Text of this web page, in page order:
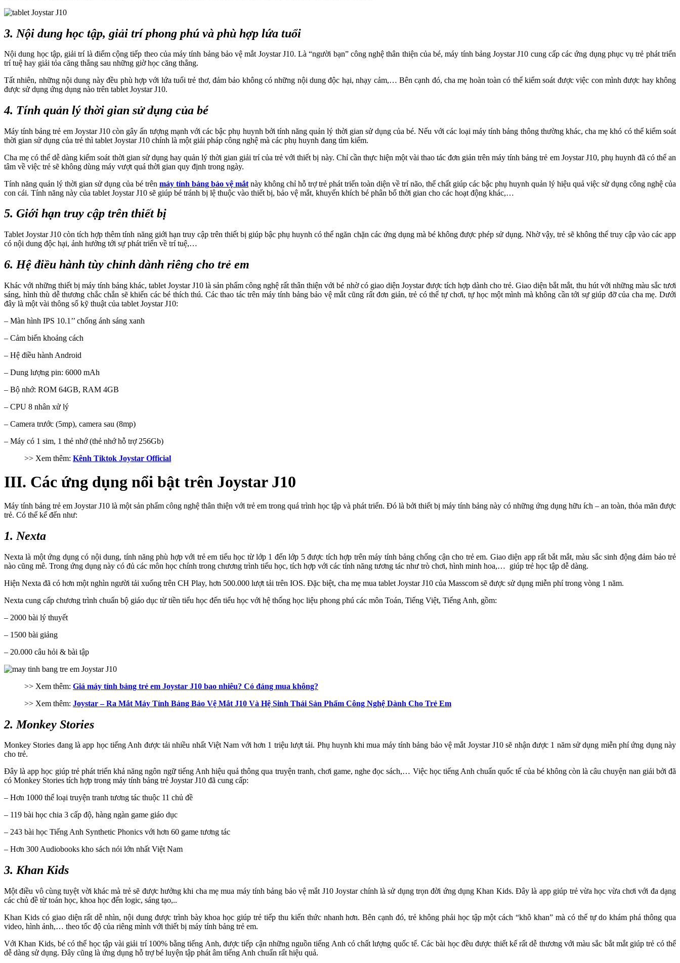
3. Nội dung học tập, giải trí phong phú và phù hợp lứa tuổi
Nội dung học tập, giải trí là điểm cộng tiếp theo của máy tính bảng bảo vệ mắt Joystar J10. Là “người bạn” công nghệ thân thiện của bé, máy tính bảng Joystar J10 cung cấp các ứng dụng phục vụ trẻ phát triển
trí tuệ hay giải tỏa căng thẳng sau những giờ học căng thẳng.
Tất nhiên, những nội dung này đều phù hợp với lứa tuổi trẻ thơ, đảm bảo không có những nội dung độc hại, nhạy cảm,… Bên cạnh đó, cha mẹ hoàn toàn có thể kiểm soát được việc con mình được hay không
được sử dụng ứng dụng nào trên tablet Joystar J10.
4. Tính quản lý thời gian sử dụng của bé
Máy tính bảng trẻ em Joystar J10 còn gây ấn tượng mạnh với các bậc phụ huynh bởi tính năng quản lý thời gian sử dụng của bé. Nếu với các loại máy tính bảng thông thường khác, cha mẹ khó có thể kiểm soát
thời gian sử dụng của trẻ thì tablet Joystar J10 chính là một giải pháp công nghệ mà các phụ huynh đang tìm kiếm.
Cha mẹ có thể dễ dàng kiểm soát thời gian sử dụng hay quản lý thời gian giải trí của trẻ với thiết bị này. Chỉ cần thực hiện một vài thao tác đơn giản trên máy tính bảng trẻ em Joystar J10, phụ huynh đã có thể an
tâm về việc trẻ sẽ không dùng máy vượt quá thời gian quy định trong ngày.
Tính năng quản lý thời gian sử dụng của bé trên máy tính bảng bảo vệ mắt này không chỉ hỗ trợ trẻ phát triển toàn diện về trí não, thể chất giúp các bậc phụ huynh quản lý hiệu quả việc sử dụng công nghệ của
con cái. Tính năng này của tablet Joystar J10 sẽ giúp bé tránh bị lệ thuộc vào thiết bị, bảo vệ mắt, khuyến khích bé phân bổ thời gian cho các hoạt động khác,…
5. Giới hạn truy cập trên thiết bị
Tablet Joystar J10 còn tích hợp thêm tính năng giới hạn truy cập trên thiết bị giúp bậc phụ huynh có thể ngăn chặn các ứng dụng mà bé không được phép sử dụng. Nhờ vậy, trẻ sẽ không thể truy cập vào các app
có nội dung độc hại, ảnh hưởng tới sự phát triển về trí tuệ,…
6. Hệ điều hành tùy chỉnh dành riêng cho trẻ em
Khác với những thiết bị máy tính bảng khác,tablet Joystar J10 là sản phẩm công nghệ rất thân thiện với bé nhờ có giao diện Joystar được tích hợp dành cho trẻ. Giao diện bắt mắt, thu hút với những màu sắc tươi
sáng, hình thù dễ thương chắc chắn sẽ khiến các bé thích thú. Các thao tác trên máy tính bảng bảo vệ mắt cũng rất đơn giản, trẻ có thể tự chơi, tự học một mình mà không cần tới sự giúp đỡ của cha mẹ. Dưới
đây là một vài thông số kỹ thuật của tablet Joystar J10:
– Màn hình IPS 10.1’’ chống ánh sáng xanh
– Cảm biến khoảng cách
– Hệ điều hành Android
– Dung lượng pin: 6000 mAh
– Bộ nhớ: ROM 64GB, RAM 4GB
– CPU 8 nhân xử lý
– Camera trước (5mp), camera sau (8mp)
– Máy có 1 sim, 1 thẻ nhớ (thẻ nhớ hỗ trợ 256Gb)
>> Xem thêm: Kênh Tiktok Joystar Official
III. Các ứng dụng nổi bật trên Joystar J10
Máy tính bảng trẻ em Joystar J10 là một sản phẩm công nghệ thân thiện với trẻ em trong quá trình học tập và phát triển. Đó là bởi thiết bị máy tính bảng này có những ứng dụng hữu ích – an toàn, thỏa mãn được
trẻ. Có thể kể đến như:
1. Nexta
Nexta là một ứng dụng có nội dung, tính năng phù hợp với trẻ em tiểu học từ lớp 1 đến lớp 5 được tích hợp trên máy tính bảng chống cận cho trẻ em. Giao diện app rất bắt mắt, màu sắc sinh động đảm bảo trẻ
nào cũng mê. Trong ứng dụng này có đủ các môn học chính trong chương trình tiểu học, tích hợp với các tính năng tương tác như trò chơi, hình minh hoa,… giúp trẻ học tập dễ dàng.
Hiện Nexta đã có hơn một nghìn người tải xuống trên CH Play, hơn 500.000 lượt tải trên IOS. Đặc biệt, cha mẹ mua tablet Joystar J10 của Masscom sẽ được sử dụng miễn phí trong vòng 1 năm.
Nexta cung cấp chương trình chuẩn bộ giáo dục từ tiền tiểu học đến tiểu học với hệ thống học liệu phong phú các môn Toán, Tiếng Việt, Tiếng Anh, gồm:
– 2000 bài lý thuyết
– 1500 bài giảng
– 20.000 câu hỏi & bài tập
>> Xem thêm: Giá máy tính bảng trẻ em Joystar J10 bao nhiêu? Có đáng mua không?
>> Xem thêm: Joystar – Ra Mắt Máy Tính Bảng Bảo Vệ Mắt J10 Và Hệ Sinh Thái Sản Phẩm Công Nghệ Dành Cho Trẻ Em
2. Monkey Stories
Monkey Stories đang là app học tiếng Anh được tải nhiều nhất Việt Nam với hơn 1 triệu lượt tải. Phụ huynh khi mua máy tính bảng bảo vệ mắt Joystar J10 sẽ nhận được 1 năm sử dụng miễn phí ứng dụng này
cho trẻ.
Đây là app học giúp trẻ phát triển khả năng ngôn ngữ tiếng Anh hiệu quả thông qua truyện tranh, chơi game, nghe đọc sách,… Việc học tiếng Anh chuẩn quốc tế của bé không còn là câu chuyện nan giải bởi đã
có Monkey Stories tích hợp trong máy tính bảng trẻ Joystar J10 đã cung cấp:
– Hơn 1000 thể loại truyện tranh tương tác thuộc 11 chủ đề
– 119 bài học chia 3 cấp độ, hàng ngàn game giáo dục
– 243 bài học Tiếng Anh Synthetic Phonics với hơn 60 game tương tác
– Hơn 300 Audiobooks kho sách nói lớn nhất Việt Nam
3. Khan Kids
Một điều vô cùng tuyệt vời khác mà trẻ sẽ được hưởng khi cha mẹ mua máy tính bảng bảo vệ mắt J10 Joystar chính là sử dụng trọn đời ứng dụng Khan Kids. Đây là app giúp trẻ vừa học vừa chơi với đa dạng
các chủ đề từ toán học, khoa học đến logic, sáng tạo,..
Khan Kids có giao diện rất dễ nhìn, nội dung được trình bày khoa học giúp trẻ tiếp thu kiến thức nhanh hơn. Bên cạnh đó, trẻ không phải học tập một cách “khô khan” mà có thể tự do khám phá thông qua
video, hình ảnh,… theo tốc độ của riêng mình với thiết bị máy tính bảng trẻ em.
Với Khan Kids, bé có thể học tập vài giải trí 100% bằng tiếng Anh, được tiếp cận những nguồn tiếng Anh có chất lượng quốc tế. Các bài học đều được thiết kế rất dễ thương với màu sắc bắt mắt giúp trẻ có thể
dễ dàng sử dụng. Đây cũng là ứng dụng hỗ trợ bé luyện tập phát âm tiếng Anh chuẩn rất hiệu quả.